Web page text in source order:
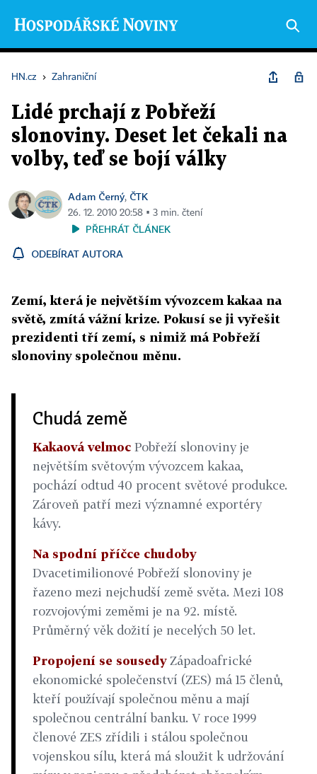
HN.cz › Zahraniční
Lidé prchají z Pobřeží
slonoviny. Deset let čekali na
volby, teď se bojí války
Adam Černý, ČTK
26. 12. 2010 20:58 ▪ 3 min. čtení
PŘEHRÁT ČLÁNEK
ODEBÍRAT AUTORA
Zemí, která je největším vývozcem kakaa na
světě, zmítá vážní krize. Pokusí se ji vyřešit
prezidenti tří zemí, s nimiž má Pobřeží
slonoviny společnou měnu.
Chudá země
Kakaová velmoc Pobřeží slonoviny je
největším světovým vývozcem kakaa,
pochází odtud 40 procent světové produkce.
Zároveň patří mezi významné exportéry
kávy.
Na spodní příčce chudoby
Dvacetimilionové Pobřeží slonoviny je
řazeno mezi nejchudší země světa. Mezi 108
rozvojovými zeměmi je na 92. místě.
Průměrný věk dožití je necelých 50 let.
Propojení se sousedyZápadoafrické
ekonomické společenství (ZES) má 15 členů,
kteří používají společnou měnu a mají
společnou centrální banku. V roce 1999
členové ZES zřídili i stálou společnou
vojenskou sílu, která má sloužit k udržování